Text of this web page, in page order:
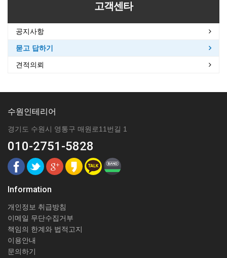
고객센타
공지사항
묻고 답하기
견적의뢰
수원인테리어
경기도 수원시 영통구 매원로11번길 1
010-2751-5828
Information
개인정보 취급방침
이메일 무단수집거부
책임의 한계와 법적고지
이용안내
문의하기